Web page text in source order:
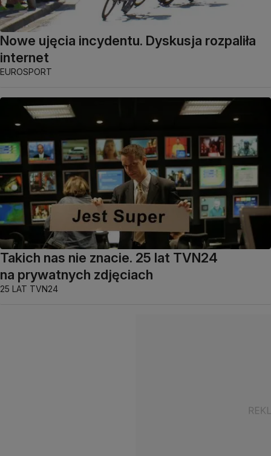
Nowe ujęcia incydentu. Dyskusja rozpaliła
internet
EUROSPORT
Takich nas nie znacie. 25 lat TVN24
na prywatnych zdjęciach
25 LAT TVN24